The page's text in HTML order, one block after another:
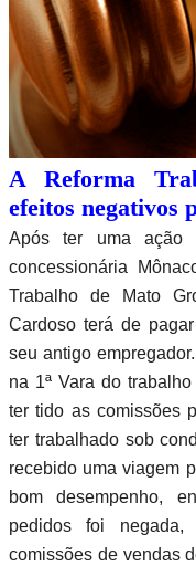
A Reforma
efeitos negativos
Após ter uma ação
concessionária
Trabalho de Mato
Cardoso terá de
seu antigo
na 1ª Vara do
ter tido as comissões
ter trabalhado sob
recebido uma viagem
bom desempenho,
pedidos foi
comissões de vendas